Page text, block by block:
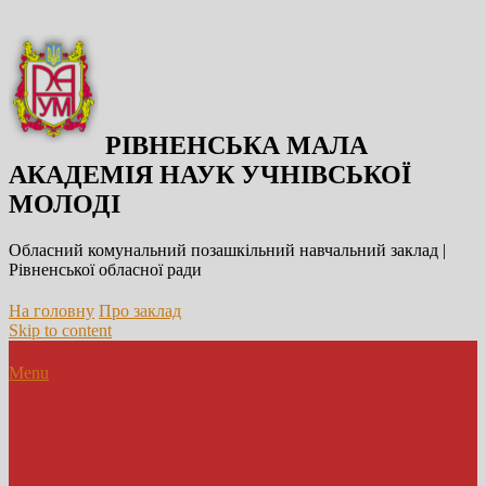
РІВНЕНСЬКА МАЛА
АКАДЕМІЯ НАУК УЧНІВСЬКОЇ
МОЛОДІ
Обласний комунальний позашкільний навчальний заклад |
Рівненської обласної ради
На головну Про заклад
Skip to content
Menu